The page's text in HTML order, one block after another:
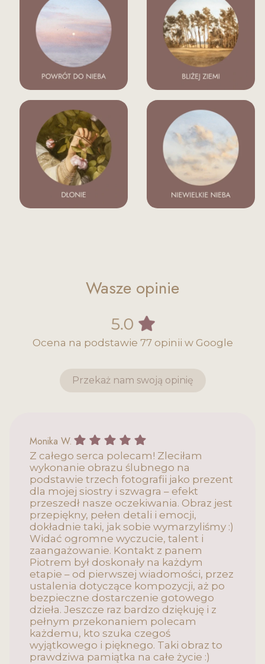
Wasze opinie
Ocena na podstawie 77 opinii w Google
Przekaż nam swoją opinię
Monika W.
Monika W. gave a rating of: 5
Z całego serca polecam! Zleciłam
wykonanie obrazu ślubnego na
podstawie trzech fotografii jako prezent
dla mojej siostry i szwagra – efekt
przeszedł nasze oczekiwania. Obraz jest
przepiękny, pełen detali i emocji,
dokładnie taki, jak sobie wymarzyliśmy :)
Widać ogromne wyczucie, talent i
zaangażowanie. Kontakt z panem
Piotrem był doskonały na każdym
etapie – od pierwszej wiadomości, przez
ustalenia dotyczące kompozycji, aż po
bezpieczne dostarczenie gotowego
dzieła. Jeszcze raz bardzo dziękuję i z
pełnym przekonaniem polecam
każdemu, kto szuka czegoś
wyjątkowego i pięknego. Taki obraz to
prawdziwa pamiątka na całe życie :)